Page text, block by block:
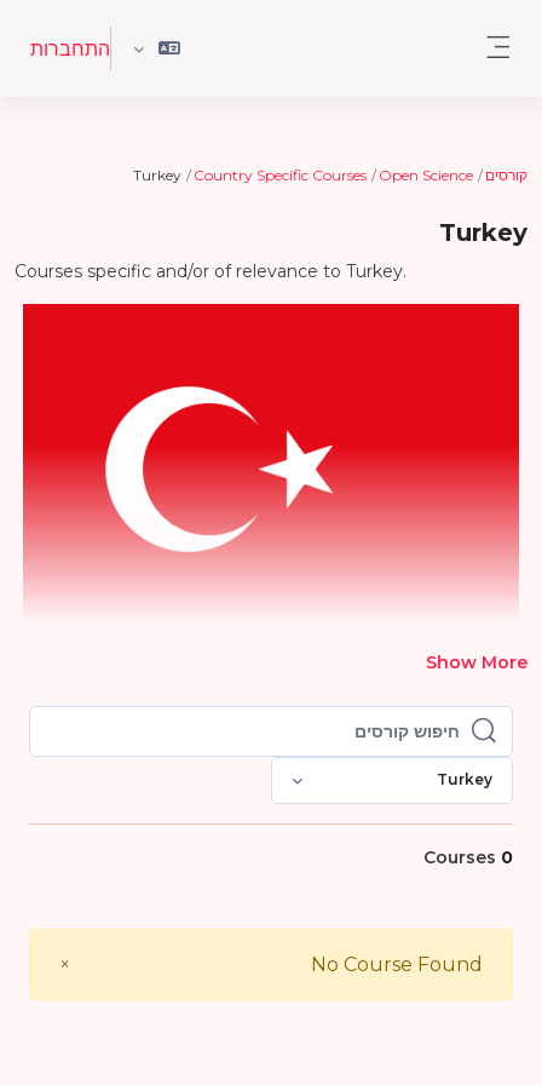
התחברות
קורסים Open Science
Country Specific Courses
Turkey
Turkey
Courses specific and/or of relevance to Turkey.
Show More
חיפוש קורסים
חיפוש קורסים
Turkey
0
Courses
× No Course Found